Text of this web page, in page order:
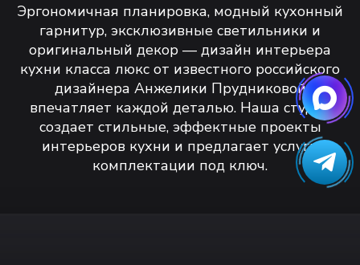
Эргономичная планировка, модный кухонный
гарнитур, эксклюзивные светильники и
оригинальный декор — дизайн интерьера
кухни класса люкс от известного российского
дизайнера Анжелики Прудниковой
впечатляет каждой деталью. Наша студия
создает стильные, эффектные проекты
интерьеров кухни и предлагает услуги
комплектации под ключ.